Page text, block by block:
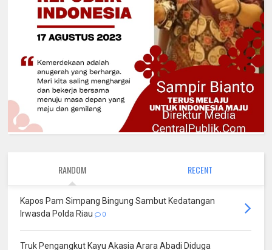
RANDOM RECENT
Kapos Pam Simpang Bingung Sambut Kedatangan
Irwasda Polda Riau
0
Truk Pengangkut Kayu Akasia Arara Abadi Diduga